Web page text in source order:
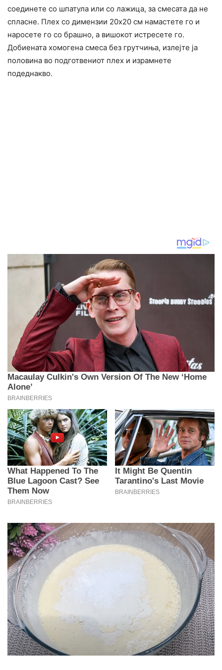
соединете со шпатула или со лажица, за смесата да не
спласне. Плех со димензии 20х20 см намастете го и
наросете го со брашно, а вишокот истресете го.
Добиената хомогена смеса без грутчиња, излејте ја
половина во подготвениот плех и израмнете
подеднакво.